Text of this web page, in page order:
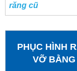
răng cũ
PHỤC HÌNH
VỠ